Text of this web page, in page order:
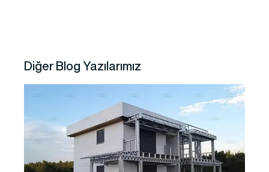
Diğer Blog Yazılarımız